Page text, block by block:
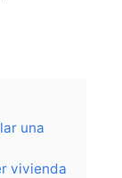
una
vivienda